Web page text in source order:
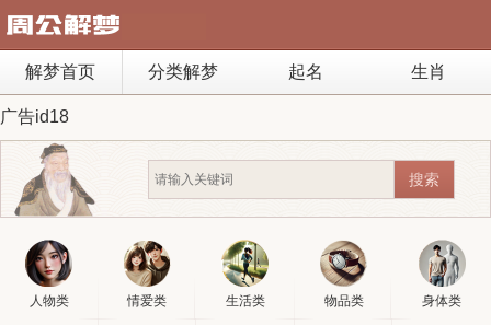
解梦首页 分类解梦 起名 生肖
广告id18
人物类 情爱类 生活类 物品类 身体类